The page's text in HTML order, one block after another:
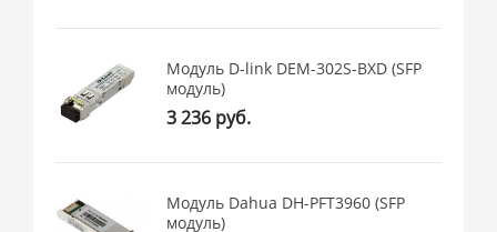
Модуль D-link DEM-302S-BXD (SFP
модуль)
3 236 руб.
Модуль Dahua DH-PFT3960 (SFP
модуль)